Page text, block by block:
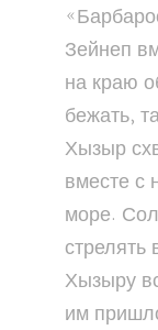
Зейнеп
на краю
бежать,
Хызыр
вместе с
море.
Хызыру
им